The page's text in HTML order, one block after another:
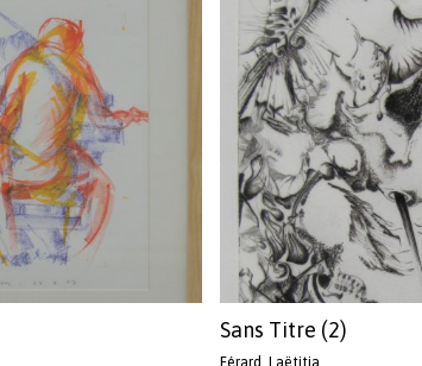
Sans Titre (2)
Férard, Laëtitia